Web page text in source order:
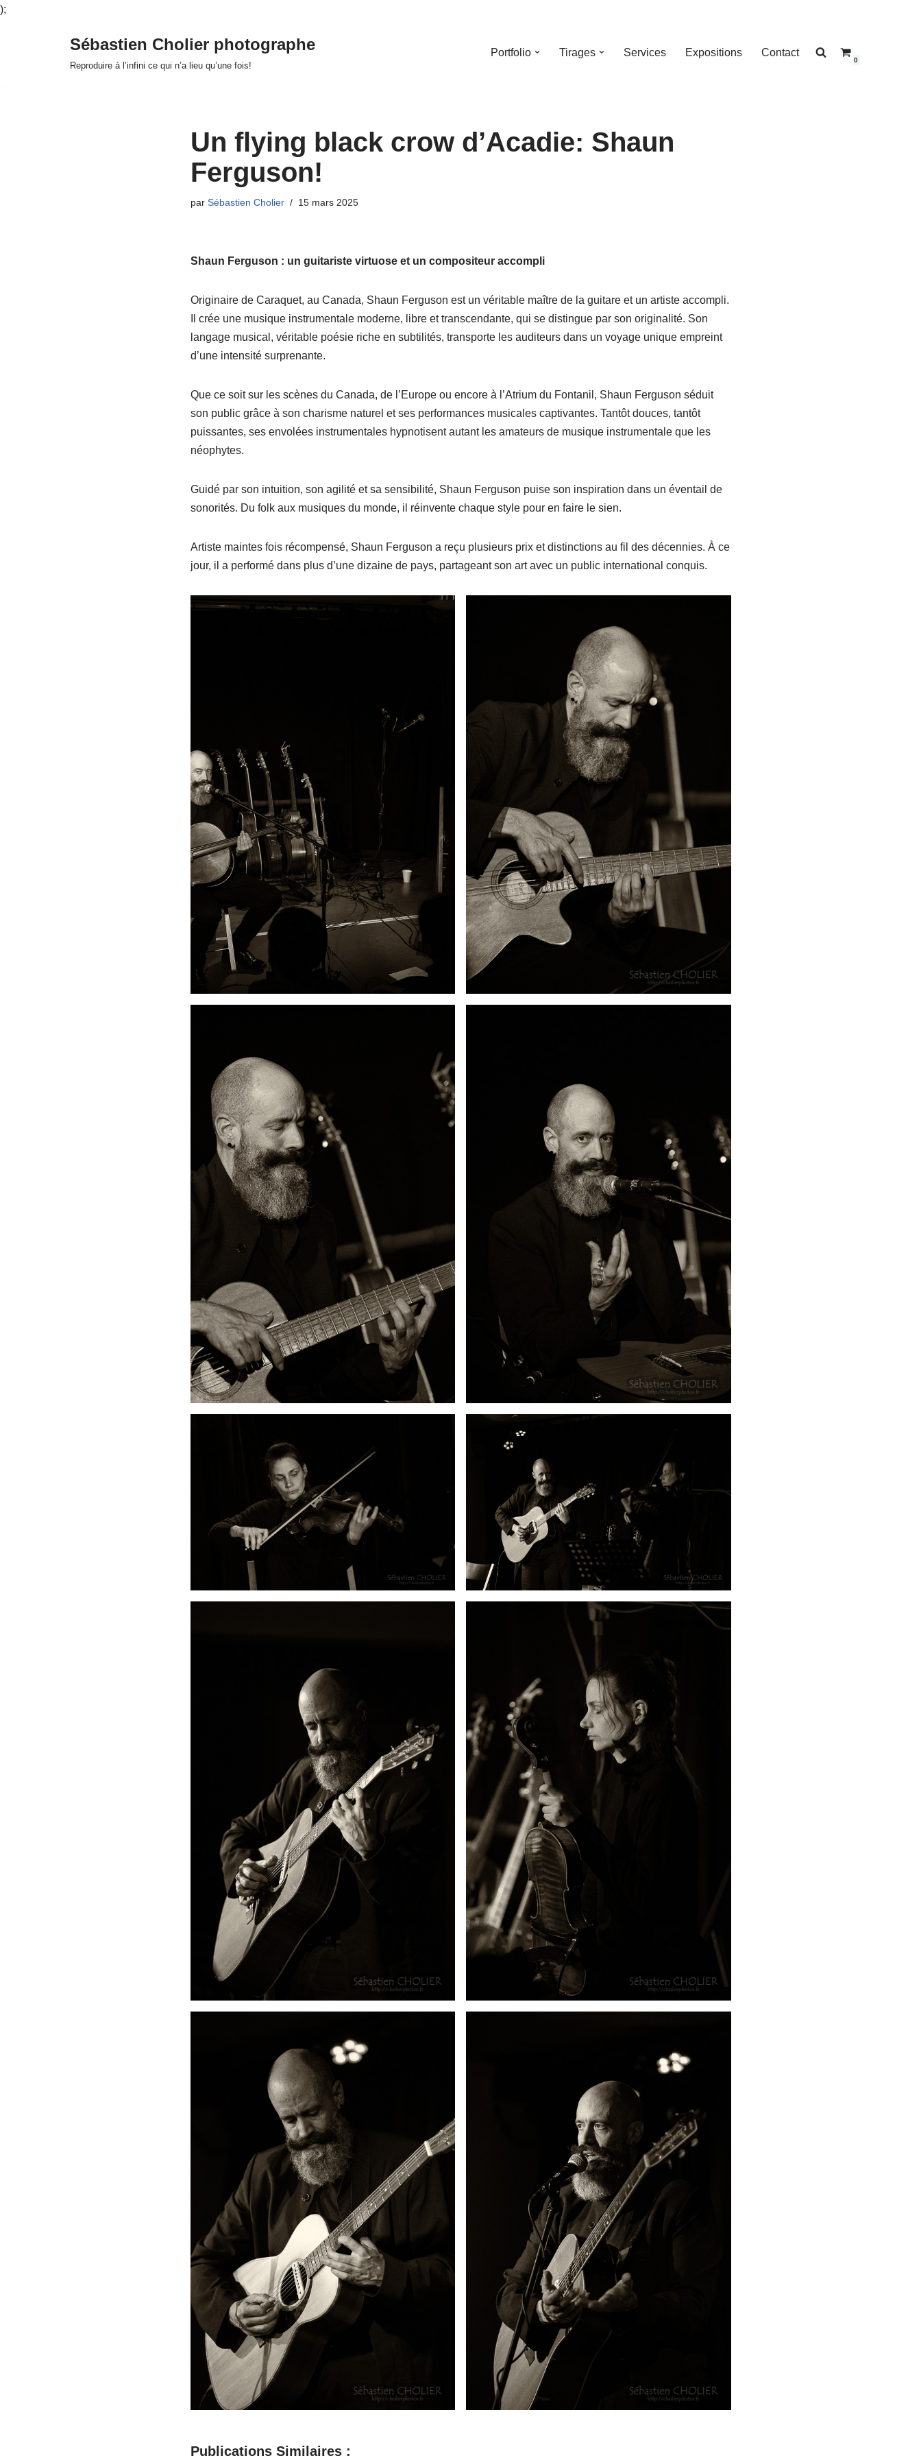
);
Sébastien Cholier photographe
Reproduire à l’infini ce qui n’a lieu qu’une fois!
Portfolio Tirages Services Expositions Contact
0
Un flying black crow d’Acadie: Shaun
Ferguson!
par Sébastien Cholier 15 mars 2025
Shaun Ferguson : un guitariste virtuose et un compositeur accompli
Originaire de Caraquet, au Canada, Shaun Ferguson est un véritable maître de la guitare et un artiste accompli.
Il crée une musique instrumentale moderne, libre et transcendante, qui se distingue par son originalité. Son
langage musical, véritable poésie riche en subtilités, transporte les auditeurs dans un voyage unique empreint
d’une intensité surprenante.
Que ce soit sur les scènes du Canada, de l’Europe ou encore à l’Atrium du Fontanil, Shaun Ferguson séduit
son public grâce à son charisme naturel et ses performances musicales captivantes. Tantôt douces, tantôt
puissantes, ses envolées instrumentales hypnotisent autant les amateurs de musique instrumentale que les
néophytes.
Guidé par son intuition, son agilité et sa sensibilité, Shaun Ferguson puise son inspiration dans un éventail de
sonorités. Du folk aux musiques du monde, il réinvente chaque style pour en faire le sien.
Artiste maintes fois récompensé, Shaun Ferguson a reçu plusieurs prix et distinctions au fil des décennies. À ce
jour, il a performé dans plus d’une dizaine de pays, partageant son art avec un public international conquis.
Publications Similaires :